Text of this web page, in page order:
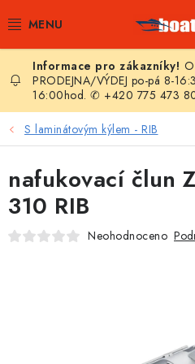
na
E-SHOP
AKČNÍ SLEVY
ZPRAVODAJ
KONTAKTY
PRODEJNA/VÝDEJ po-pá 8-
16:00hod. ✆ +420 775 473
S laminátovým kýlem - RIB
nafukovací člun
310 RIB
Neohodnoceno